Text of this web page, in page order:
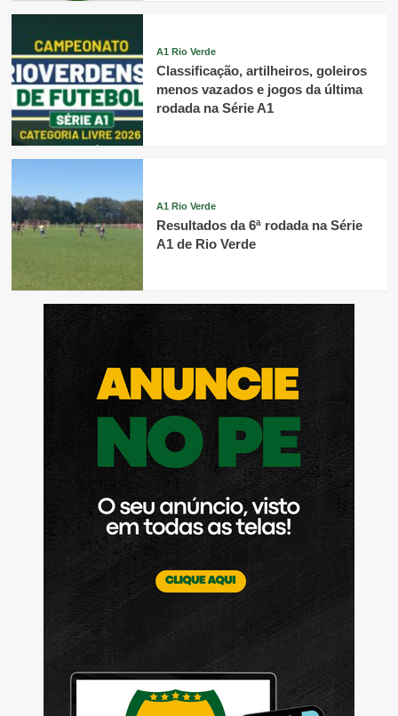
A1 Rio Verde
Classificação, artilheiros, goleiros
menos vazados e jogos da última
rodada na Série A1
A1 Rio Verde
Resultados da 6ª rodada na Série
A1 de Rio Verde